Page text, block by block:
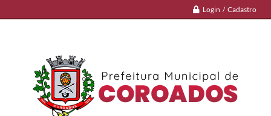
Login / Cadastro